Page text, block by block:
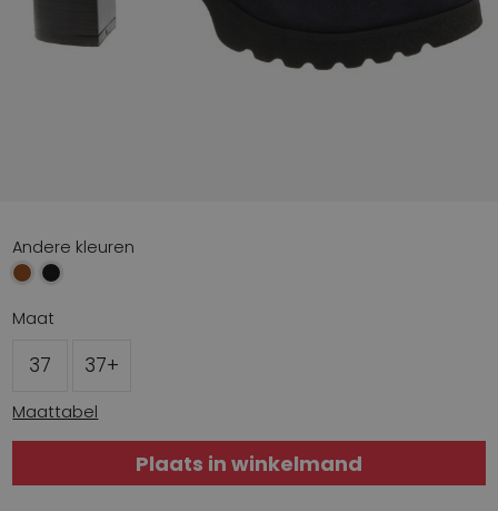
Andere kleuren
Maat
37 37+
Maattabel
Plaats in winkelmand